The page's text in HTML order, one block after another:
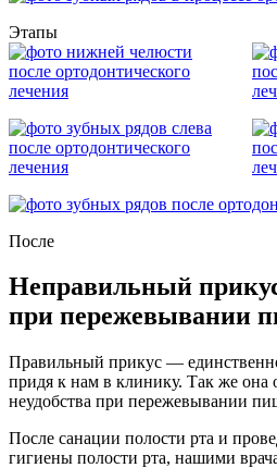
Этапы
После
Неправильный
при пережевывании
Правильный прикус —
придя к нам в клинику. Так же она
неудобства при пережевывании
После санации полости рта и
гигиены полости рта, нашими